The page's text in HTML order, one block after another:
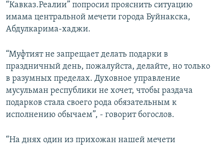
“Кавказ.Реалии” попросил прояснить ситуацию
имама центральной мечети города Буйнакска,
Абдулкарима-хаджи.
“Муфтият не запрещает делать подарки в
праздничный день, пожалуйста, делайте, но только
в разумных пределах. Духовное управление
мусульман республики не хочет, чтобы раздача
подарков стала своего рода обязательным к
исполнению обычаем”, - говорит богослов.
“На днях один из прихожан нашей мечети